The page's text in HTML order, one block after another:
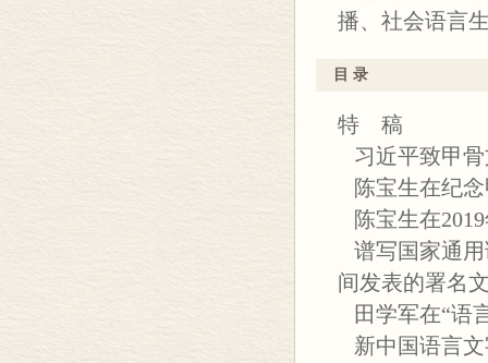
播、社会语言
目 录
特 稿
习近平致甲骨
陈宝生在纪念
陈宝生在
谱写国家通
间发表的署名
田学军在“语
新中国语言文